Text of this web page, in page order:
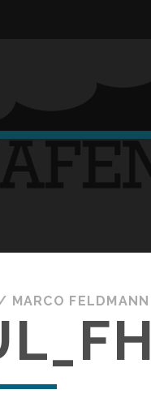
MARCO FELDMANN